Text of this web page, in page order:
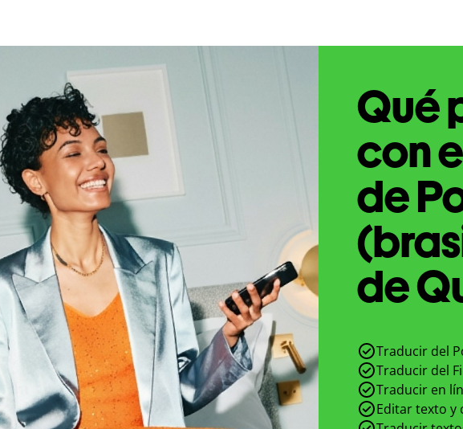
Qué
con
de
de
Traducir del
Traducir del
Traducir en
Editar texto y